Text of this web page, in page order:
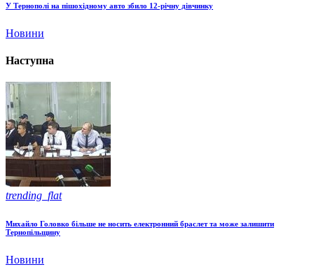
У Тернополі на пішохідному авто збило 12-річну дівчинку
Новини
Наступна
trending_flat
Михайло Головко більше не носить електронний браслет та може залишити
Тернопільщину
Новини